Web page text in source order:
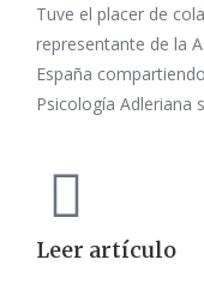
Tuve el placer de
representante de la
España
Psicología Adleriana
Leer artículo